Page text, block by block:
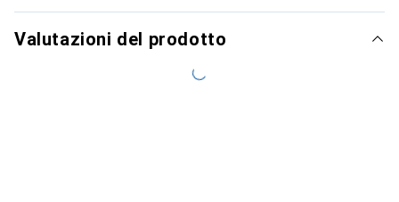
Valutazioni del prodotto